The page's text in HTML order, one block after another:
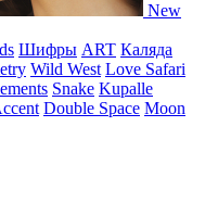
New
Шифры ART Каляда
Wild West Love Safari
Snake Kupalle
Double Space Moon